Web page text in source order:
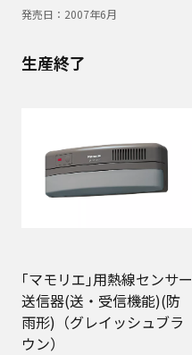
発売日： 2007年6月
生産終了
｢マモリエ｣用熱線センサー
送信器(送・受信機能)(防
雨形)（グレイッシュブラ
ウン）